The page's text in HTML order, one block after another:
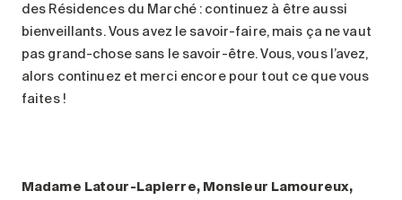
des Résidences du Marché : continuez à être aussi
bienveillants. Vous avez le savoir-faire, mais ça ne vaut
pas grand-chose sans le savoir-être. Vous, vous l’avez,
alors continuez et merci encore pour tout ce que vous
faites !
Madame Latour-Lapierre, Monsieur Lamoureux,